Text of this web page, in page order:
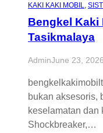
KAKI KAKI MOBIL,
Bengkel Kaki
Tasikmalaya
AdminJune 23, 2026
bukan aksesoris,
keselamatan dan
Shockbreaker,…